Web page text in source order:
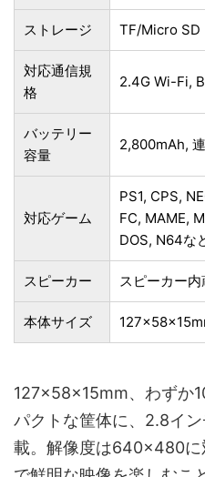
ストレージ TF/Micro SD
対応通信規
格
2.4G Wi-Fi,
バッテリー
容量
2,800mAh,
対応ゲーム
PS1, CPS,
FC, MAME,
DOS, N64な
スピーカー スピーカー内
本体サイズ
127×58×15mm、わずか
パクトな筐体に、2.8イ
載。解像度は640×480に